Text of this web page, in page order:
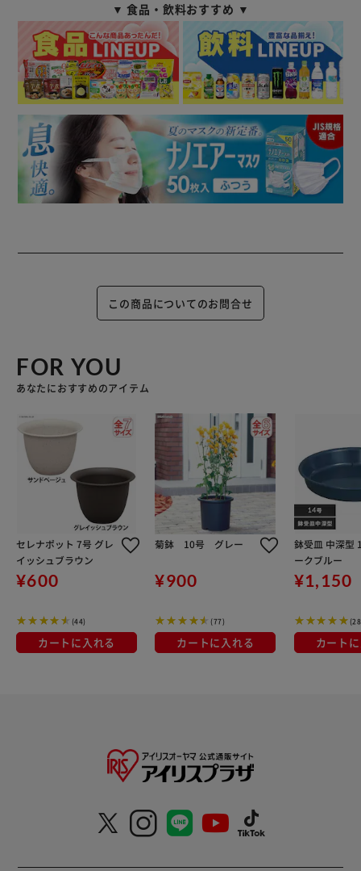
▼ 食品・飲料おすすめ ▼
この商品についてのお問合せ
FOR YOU
あなたにおすすめのアイテム
セレナポット 7号 グレ
イッシュブラウン
¥600
(44)
カートに入れる
菊鉢 10号 グレー
¥900
(77)
カートに入れる
鉢受皿 中深型
ークブルー
¥1,150
カート